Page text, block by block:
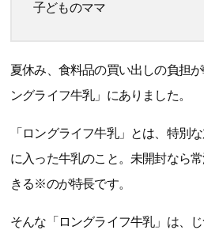
子どものママ
夏休み、食料品の買い出しの負担
ングライフ牛乳」にありました。
「ロングライフ牛乳」とは、特別
に入った牛乳のこと。未開封なら
きる※のが特長です。
そんな「ロングライフ牛乳」は、